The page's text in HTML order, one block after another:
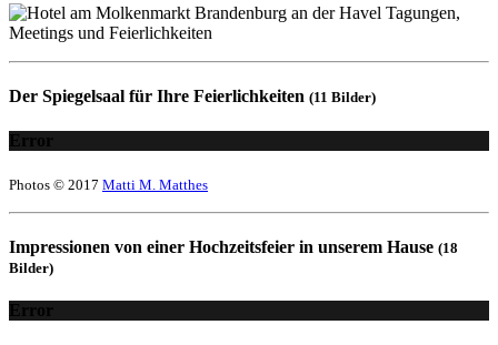
Der Spiegelsaal für Ihre Feierlichkeiten (11 Bilder)
Error
Photos © 2017 Matti M. Matthes
Impressionen von einer Hochzeitsfeier in unserem Hause (18
Bilder)
Error